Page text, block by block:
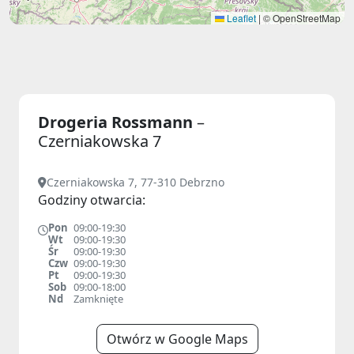
Leaflet | © OpenStreetMap
Drogeria Rossmann –
Czerniakowska 7
Czerniakowska 7, 77-310 Debrzno
Godziny otwarcia:
Pon 09:00-19:30
Wt
09:00-19:30
Śr
09:00-19:30
Czw 09:00-19:30
Pt
09:00-19:30
Sob 09:00-18:00
Nd
Zamknięte
Otwórz w Google Maps